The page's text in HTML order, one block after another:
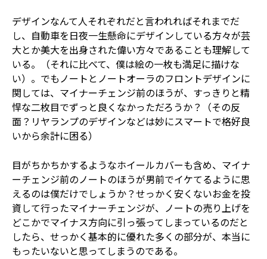
デザインなんて人それぞれだと言われればそれまでだ
し、自動車を日夜一生懸命にデザインしている方々が芸
大とか美大を出身された偉い方々であることも理解して
いる。（それに比べて、僕は絵の一枚も満足に描けな
い）。でもノートとノートオーラのフロントデザインに
関しては、マイナーチェンジ前のほうが、すっきりと精
悍な二枚目でずっと良くなかっただろうか？（その反
面？リヤランプのデザインなどは妙にスマートで格好良
いから余計に困る）
目がちかちかするようなホイールカバーも含め、マイナ
ーチェンジ前のノートのほうが男前でイケてるように思
えるのは僕だけでしょうか？せっかく安くないお金を投
資して行ったマイナーチェンジが、ノートの売り上げを
どこかでマイナス方向に引っ張ってしまっているのだと
したら、せっかく基本的に優れた多くの部分が、本当に
もったいないと思ってしまうのである。